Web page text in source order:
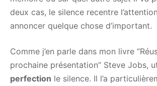
deux cas, le silence recentre
annoncer quelque chose d’important.
Comme j’en parle dans mon livre
prochaine présentation” Steve Jobs,
perfection le silence. Il l’a